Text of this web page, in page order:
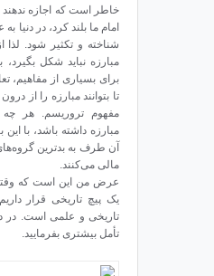
خاطر است که اجازه ندهند
امام ما بلند کرد، در دنیا
شناخته و تکثیر شود. لذا
مبارزه نباید شکل بگیرد،
برای بسیاری از مفاهیم،
تا بتوانند مبارزه را از
مفهوم تروریسم. هر
مبارزه داشته باشد، با
آن طرف به بدترین
مالی می‌کنند.
عرض من این است که
یک پیچ تاریخی قرار
تاریخی و علمی است. در
تأمل بیشتری بفرمایید.